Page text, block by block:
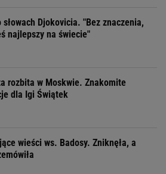
słowach Djokovicia. "Bez znaczenia,
najlepszy na świecie"
rozbita w Moskwie. Znakomite
dla Igi Świątek
wieści ws. Badosy. Zniknęła, a